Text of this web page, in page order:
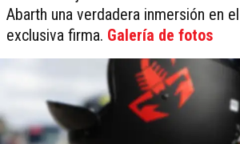
Abarth una verdadera inmersión en
exclusiva firma. Galería de fotos